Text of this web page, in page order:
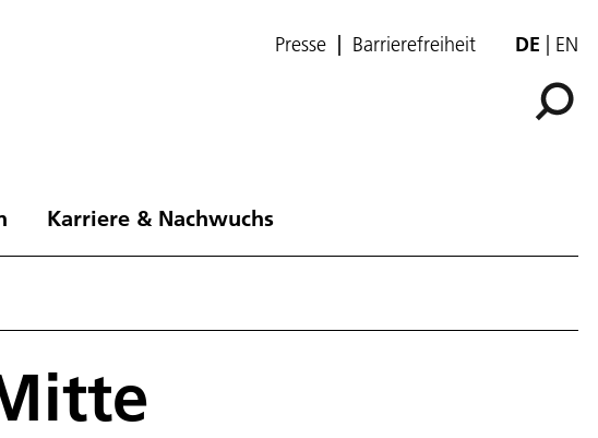
Presse Barrierefreiheit DE EN
Karriere & Nachwuchs